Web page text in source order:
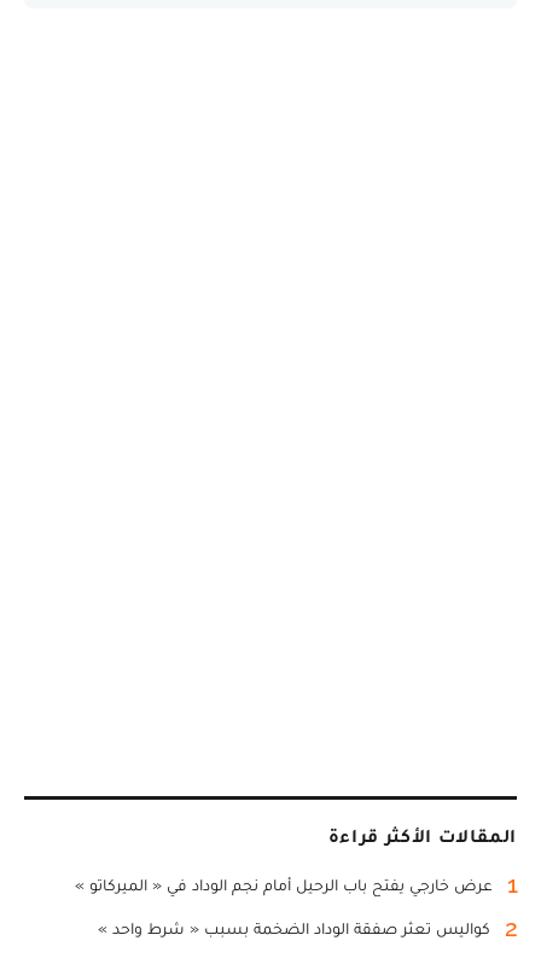
المقالات الأكثر قراءة
1 عرض خارجي يفتح باب الرحيل أمام نجم الوداد في « الميركاتو »
2 كواليس تعثر صفقة الوداد الضخمة بسبب « شرط واحد »